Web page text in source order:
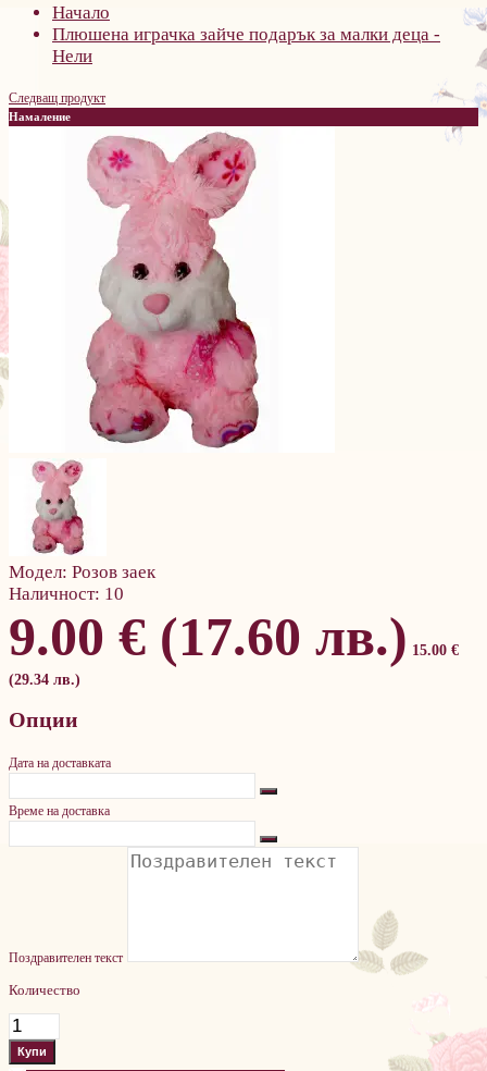
Начало
Плюшена играчка зайче подарък за малки деца -
Нели
Следващ продукт
Намаление
Модел: Розов заек
Наличност: 10
9.00 € (17.60 лв.) 15.00 €
(29.34 лв.)
Опции
Дата на доставката
Време на доставка
Поздравителен текст
Количество